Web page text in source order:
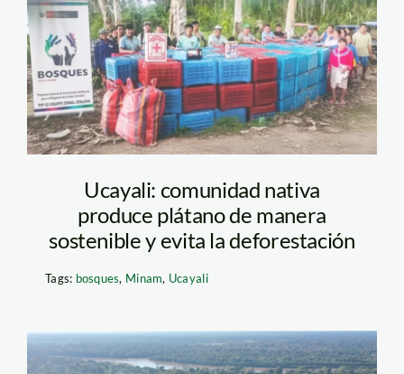
minam
Ucayali: comunidad nativa
produce plátano de manera
sostenible y evita la deforestación
Tags: bosques, Minam, Ucayali